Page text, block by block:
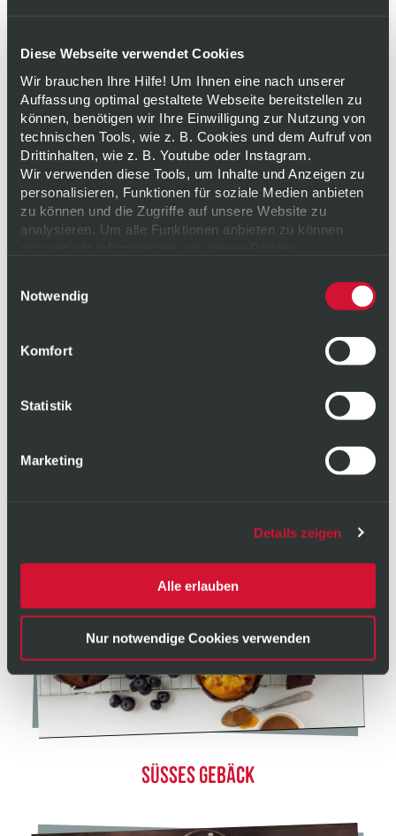
Diese Webseite verwendet Cookies
Wir brauchen Ihre Hilfe! Um Ihnen eine nach unserer
Auffassung optimal gestaltete Webseite bereitstellen zu
können, benötigen wir Ihre Einwilligung zur Nutzung von
technischen Tools, wie z. B. Cookies und dem Aufruf von
Drittinhalten, wie z. B. Youtube oder Instagram.
Wir verwenden diese Tools, um Inhalte und Anzeigen zu
personalisieren, Funktionen für soziale Medien anbieten
zu können und die Zugriffe auf unsere Website zu
analysieren. Um alle Funktionen anbieten zu können
möglicherweise mit weiteren Daten zusammen, die Sie
ihnen bereitgestellt haben oder die sie im Rahmen Ihrer
hier.
Ihre Einwilligung erteilen Sie freiwillig und können sie für
Notwendig
Komfort
Statistik
Marketing
Details zeigen
Alle erlauben
Nur notwendige Cookies verwenden
BELEGTE BRÖTCHEN
SÜSSES GEBÄCK